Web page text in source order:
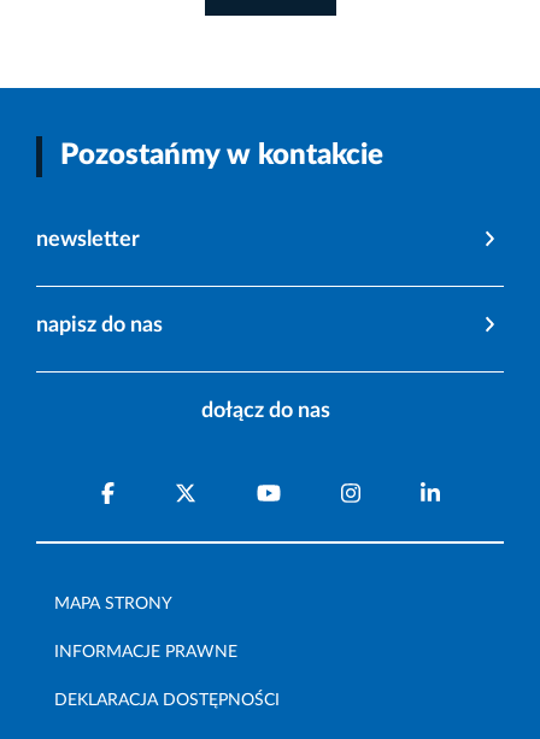
Pozostańmy w kontakcie
newsletter
napisz do nas
dołącz do nas
MAPA STRONY
INFORMACJE PRAWNE
DEKLARACJA DOSTĘPNOŚCI